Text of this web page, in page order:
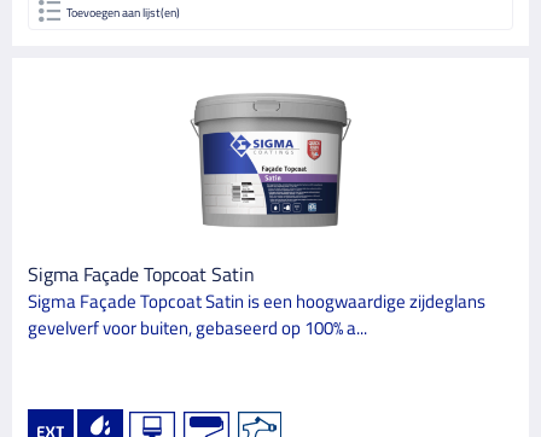
Toevoegen aan lijst(en)
Sigma Façade Topcoat Satin
Sigma Façade Topcoat Satin is een hoogwaardige zijdeglans
gevelverf voor buiten, gebaseerd op 100% a...